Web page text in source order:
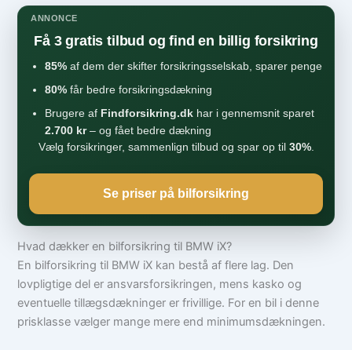
ANNONCE
Få 3 gratis tilbud og find en billig forsikring
85% af dem der skifter forsikringsselskab, sparer penge
80% får bedre forsikringsdækning
Brugere af Findforsikring.dk har i gennemsnit sparet
2.700 kr– og fået bedre dækning
Vælg forsikringer, sammenlign tilbud og spar op til 30%.
Se priser på bilforsikring
Hvad dækker en bilforsikring til BMW iX?
En bilforsikring til BMW iX kan bestå af flere lag. Den
lovpligtige del er ansvarsforsikringen, mens kasko og
eventuelle tillægsdækninger er frivillige. For en bil i denne
prisklasse vælger mange mere end minimumsdækningen.